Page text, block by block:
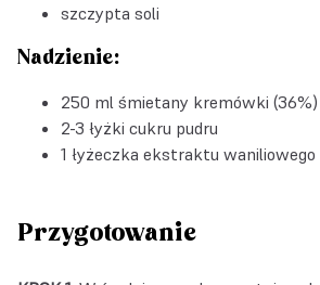
szczypta soli
Nadzienie:
250 ml śmietany kremówki (36%)
2-3 łyżki cukru pudru
1 łyżeczka ekstraktu waniliowego
Przygotowanie